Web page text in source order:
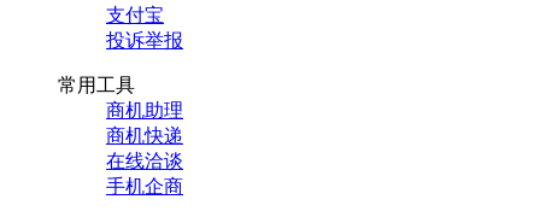
支付宝
投诉举报
常用工具
商机助理
商机快递
在线洽谈
手机企商